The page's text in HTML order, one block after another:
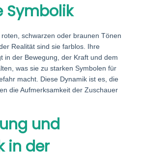
Symbolik
schwarzen oder braunen Tönen
Realität sind sie farblos. Ihre
in der Bewegung, der Kraft und dem
was sie zu starken Symbolen für
macht. Diese Dynamik ist es, die
die Aufmerksamkeit der Zuschauer
und
in der